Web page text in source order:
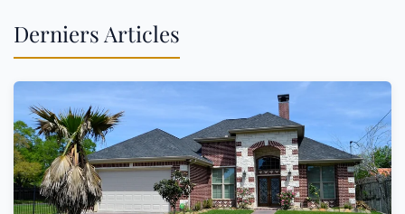
Derniers Articles